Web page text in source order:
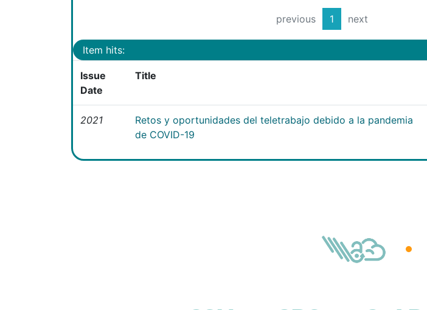
previous 1 next
Item hits:
Issue
Date
Title
2021
Retos y oportunidades del teletrabajo debido a la pandemia
de COVID-19